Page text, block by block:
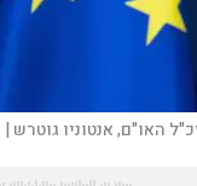
האו"ם, אנטוניו גוטרש |